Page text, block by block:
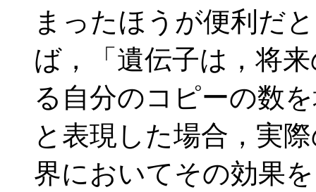
まったほうが便利だ
ば，「遺伝子は，将
る自分のコピーの数
と表現した場合，実
界においてその効果